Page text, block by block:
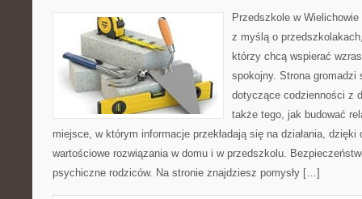
Przedszkole w
z myślą o
którzy chcą wspierać
spokojny. Strona gromadzi
dotyczące codzienności z
także tego, jak budować
miejsce, w którym informacje przekładają się na działania, dzięki
wartościowe rozwiązania w domu i w przedszkolu.
psychiczne rodziców. Na stronie znajdziesz pomysły […]